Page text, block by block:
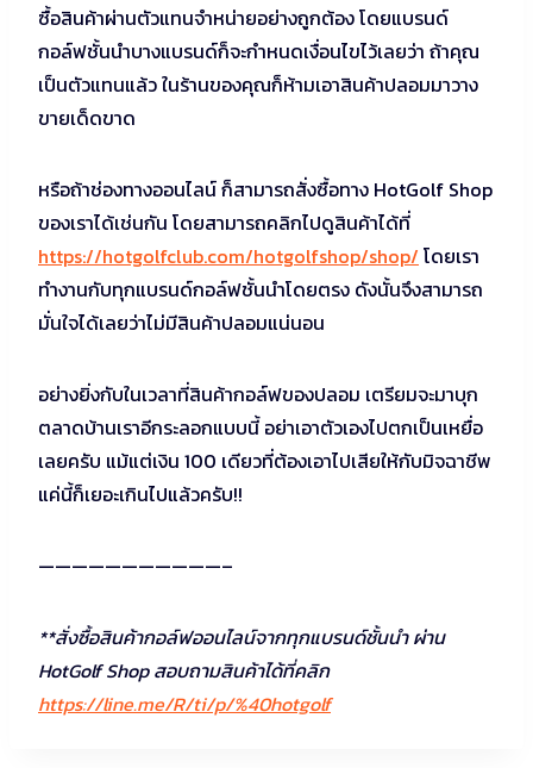
ซื้อสินค้าผ่านตัวแทนจำหน่ายอย่างถูกต้อง โดยแบรนด์
กอล์ฟชั้นนำบางแบรนด์ก็จะกำหนดเงื่อนไขไว้เลยว่า ถ้าคุณ
เป็นตัวแทนแล้ว ในร้านของคุณก็ห้ามเอาสินค้าปลอมมาวาง
ขายเด็ดขาด
หรือถ้าช่องทางออนไลน์ ก็สามารถสั่งซื้อทาง HotGolf Shop
ของเราได้เช่นกัน โดยสามารถคลิกไปดูสินค้าได้ที่
https://hotgolfclub.com/hotgolfshop/shop/ โดยเรา
ทำงานกับทุกแบรนด์กอล์ฟชั้นนำโดยตรง ดังนั้นจึงสามารถ
มั่นใจได้เลยว่าไม่มีสินค้าปลอมแน่นอน
อย่างยิ่งกับในเวลาที่สินค้ากอล์ฟของปลอม เตรียมจะมาบุก
ตลาดบ้านเราอีกระลอกแบบนี้ อย่าเอาตัวเองไปตกเป็นเหยื่อ
เลยครับ แม้แต่เงิน 100 เดียวที่ต้องเอาไปเสียให้กับมิจฉาชีพ
แค่นี้ก็เยอะเกินไปแล้วครับ!!
———————————–
**สั่งซื้อสินค้ากอล์ฟออนไลน์จากทุกแบรนด์ชั้นนำ ผ่าน
HotGolf Shop สอบถามสินค้าได้ที่คลิก
https://line.me/R/ti/p/%40hotgolf